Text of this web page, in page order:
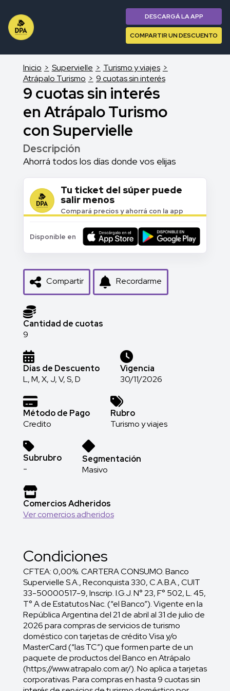
DESCARGÁ LA APP
COMPARTIR UN DESCUENTO
Inicio Supervielle
Turismo y viajes
Atrápalo Turismo
9 cuotas sin interés
9 cuotas sin interés
en Atrápalo Turismo
con Supervielle
Descripción
Ahorrá todos los días donde vos elijas
Tu ticket del súper puede
salir menos
Compará precios y ahorrá con la app
Disponible en
Cantidad de cuotas
9
Días de Descuento
L, M, X, J, V, S, D
Vigencia
30/11/2026
Método de Pago
Credito
Rubro
Turismo y viajes
Subrubro
-
Segmentación
Masivo
Comercios Adheridos
Ver comercios adheridos
Compartir Recordarme
Condiciones
CFTEA: 0,00%. CARTERA CONSUMO. Banco
Supervielle S.A., Reconquista 330, C.A.B.A., CUIT
33-50000517-9, Inscrip. I.G.J. N° 23, F° 502, L. 45,
T° A de Estatutos Nac. (“el Banco”). Vigente en la
República Argentina del 21 de abril al 31 de julio de
2026 para compras de servicios de turismo
doméstico con tarjetas de crédito Visa y/o
MasterCard (“las TC”) que formen parte de un
paquete de productos del Banco en Atrápalo
(https://www.atrapalo.com.ar/). No aplica a tarjetas
corporativas. Para compras en hasta 9 cuotas sin